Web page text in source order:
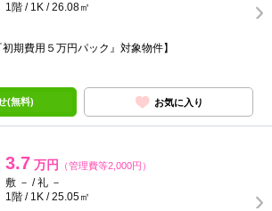
1階 / 1K / 26.08㎡
初期費用５万円パック』対象物件】
(無料) お気に入り
3.7 万円 （管理費等2,000円）
敷 － / 礼 －
1階 / 1K / 25.05㎡